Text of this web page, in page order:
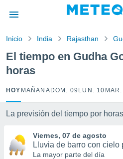
por
para
la
calidad.
a este
las
y
forma
Inicio India Rajasthan
El tiempo en Gudha
horas
HOY MAÑANA DOM. 09 LUN. 10
La previsión del tiempo por
Viernes, 07 de agosto
Lluvia de barro con
La mayor parte del día